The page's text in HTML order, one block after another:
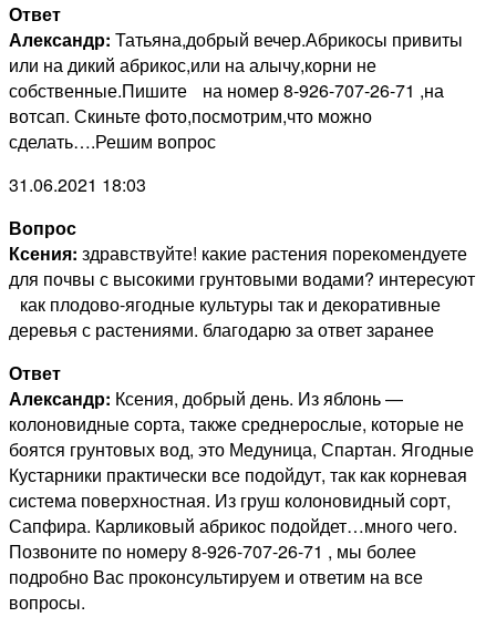
Ответ
Александр: Татьяна,добрый вечер.Абрикосы привиты
или на дикий абрикос,или на алычу,корни не
собственные.Пишите на номер 8-926-707-26-71 ,на
вотсап. Скиньте фото,посмотрим,что можно
сделать….Решим вопрос
31.06.2021 18:03
Вопрос
Ксения: здравствуйте! какие растения порекомендуете
для почвы с высокими грунтовыми водами? интересуют
как плодово-ягодные культуры так и декоративные
деревья с растениями. благодарю за ответ заранее
Ответ
Александр: Ксения, добрый день. Из яблонь —
колоновидные сорта, также среднерослые, которые не
боятся грунтовых вод, это Медуница, Спартан. Ягодные
Кустарники практически все подойдут, так как корневая
система поверхностная. Из груш колоновидный сорт,
Сапфира. Карликовый абрикос подойдет…много чего.
Позвоните по номеру 8-926-707-26-71 , мы более
подробно Вас проконсультируем и ответим на все
вопросы.